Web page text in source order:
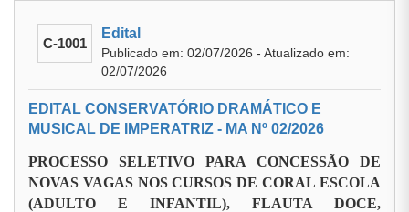
C-1001
Edital
Publicado em: 02/07/2026 - Atualizado em:
02/07/2026
EDITAL CONSERVATÓRIO DRAMÁTICO E
MUSICAL DE IMPERATRIZ - MA Nº 02/2026
PROCESSO SELETIVO PARA CONCESSÃO DE
NOVAS VAGAS NOS CURSOS DE CORAL ESCOLA
(ADULTO E INFANTIL), FLAUTA DOCE,